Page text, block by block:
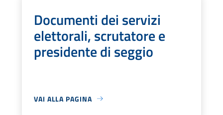
Documenti dei servizi
elettorali, scrutatore e
presidente di seggio
VAI ALLA PAGINA